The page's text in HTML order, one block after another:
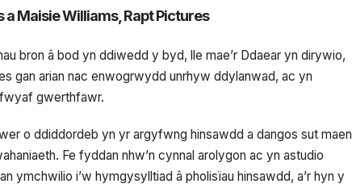
a Maisie Williams, Rapt Pictures
bron â bod yn ddiwedd y byd, lle mae’r Ddaear yn dirywio,
gan arian nac enwogrwydd unrhyw ddylanwad, ac yn
gwerthfawr.
o ddiddordeb yn yr argyfwng hinsawdd a dangos sut maen
Fe fyddan nhw’n cynnal arolygon ac yn astudio
i’w hymgysylltiad â pholisïau hinsawdd, a’r hyn y